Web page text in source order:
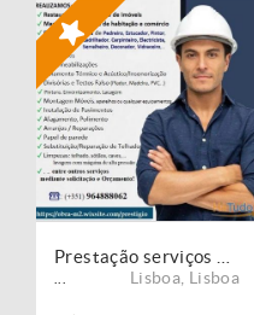
Lisboa Lisboa